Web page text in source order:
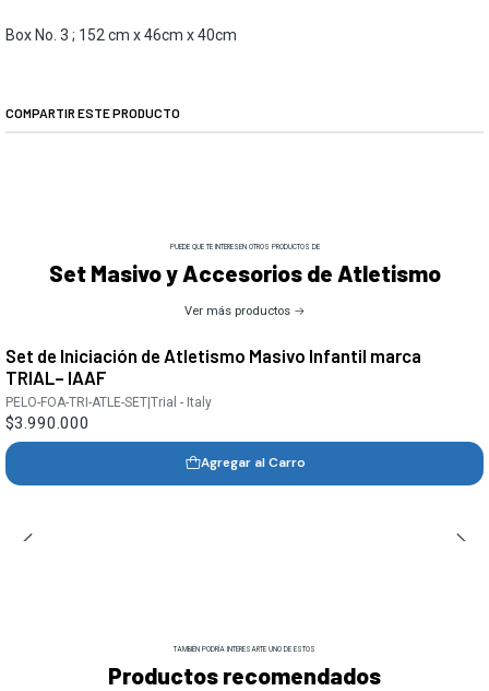
Box No. 3 ; 152 cm x 46cm x 40cm
COMPARTIR ESTE PRODUCTO
PUEDE QUE TE INTERESEN OTROS PRODUCTOS DE
Set Masivo y Accesorios de Atletismo
Ver más productos
Set de Iniciación de Atletismo Masivo Infantil marca
TRIAL– IAAF
PELO-FOA-TRI-ATLE-SET |Trial - Italy
$3.990.000
Agregar al Carro
TAMBIÉN PODRÍA INTERESARTE UNO DE ESTOS
Productos recomendados